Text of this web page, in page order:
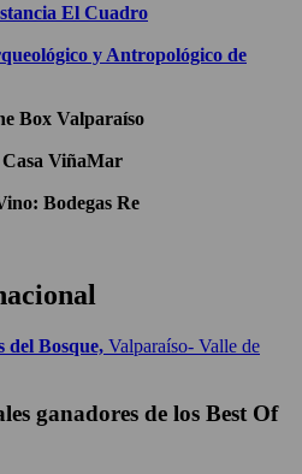
El Cuadro
y Antropológico de
Box Valparaíso
ViñaMar
Bodegas Re
del Bosque, Valparaíso- Valle de
ganadores de los Best Of